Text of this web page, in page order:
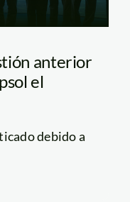
anterior
el
debido a